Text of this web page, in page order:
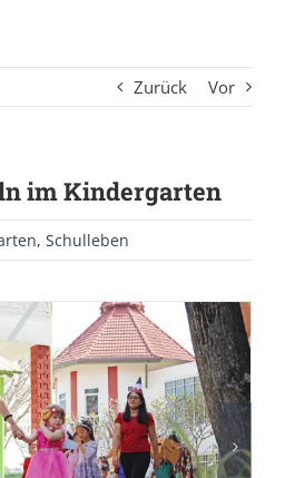
Zurück Vor
im Kindergarten
, Schulleben